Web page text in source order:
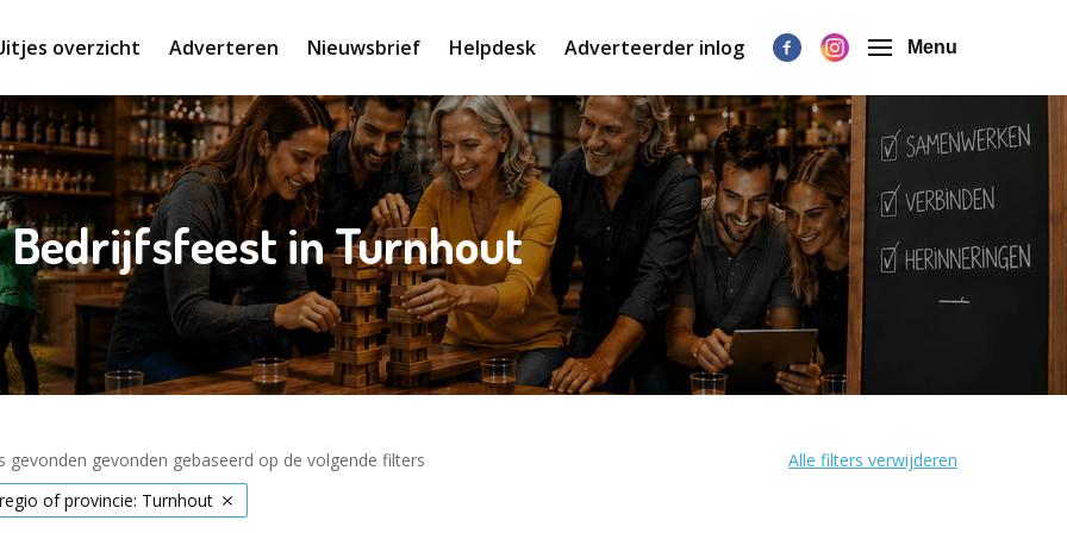
overzicht Adverteren Nieuwsbrief Helpdesk Adverteerder inlog Menu
Bedrijfsfeest in Turnhout
gevonden gevonden gebaseerd op de volgende filters
Alle filters verwijderen
of provincie: Turnhout